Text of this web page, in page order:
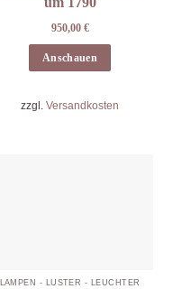
950,00 €
Anschauen
zzgl. Versandkosten
LAMPEN - LÜSTER - LEUCHTER